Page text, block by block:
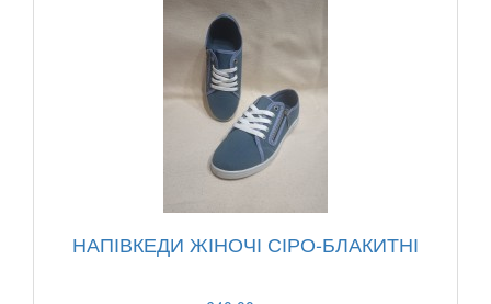
НАПІВКЕДИ ЖІНОЧІ СІРО-БЛАКИТНІ